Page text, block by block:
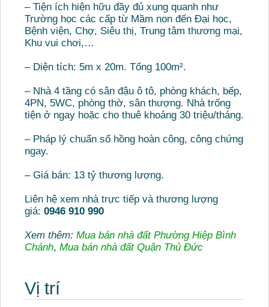
– Tiện ích hiện hữu đầy đủ xung quanh như
Trường học các cấp từ Mầm non đến Đại học,
Bệnh viện, Chợ, Siêu thị, Trung tâm thương mại,
Khu vui chơi,…
– Diện tích: 5m x 20m. Tổng 100m².
– Nhà 4 tầng có sân đậu ô tô, phòng khách, bếp,
4PN, 5WC, phòng thờ, sân thượng. Nhà trống
tiện ở ngay hoặc cho thuê khoảng 30 triệu/tháng.
– Pháp lý chuẩn sổ hồng hoàn công, công chứng
ngay.
– Giá bán: 13 tỷ thương lượng.
Liên hệ xem nhà trực tiếp và thương lượng
giá: 0946 910 990
Xem thêm: Mua bán nhà đất Phường Hiệp Bình
Chánh, Mua bán nhà đất Quận Thủ Đức
Vị trí